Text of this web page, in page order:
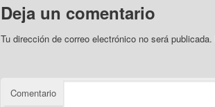
Deja un comentario
Tu dirección de correo electrónico no será publicada.
Comentario